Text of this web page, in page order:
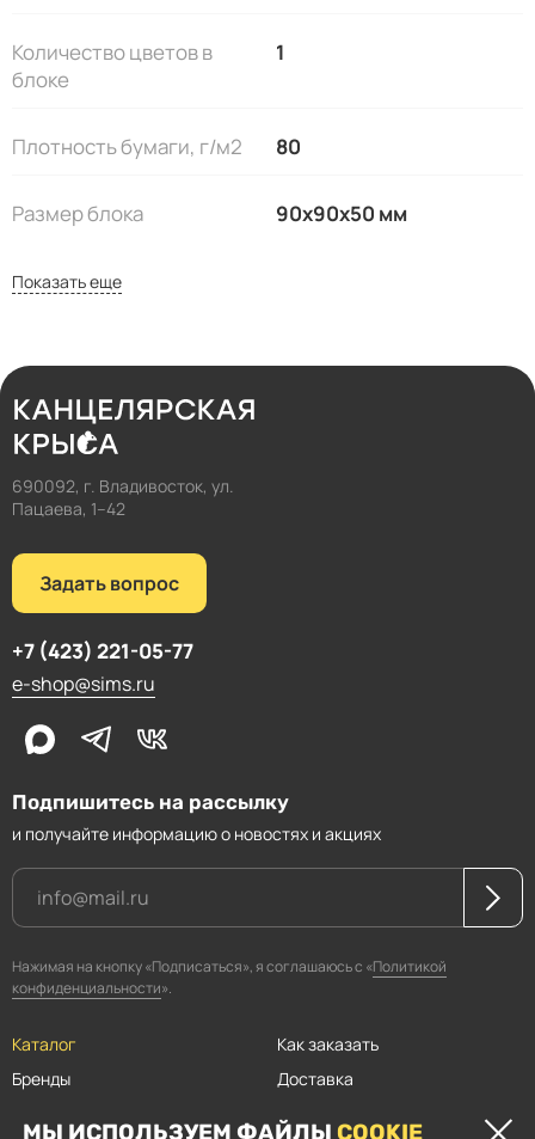
Количество цветов в
блоке
1
Плотность бумаги, г/м2 80
Размер блока 90х90х50 мм
Показать еще
МЫ ИСПОЛЬЗУЕМ ФАЙЛЫ COOKIE
690092, г. Владивосток, ул.
Пацаева, 1–42
Каталог
Бренды
Как заказать
Доставка
Оплата
Подпишитесь на рассылку
и получайте информацию о новостях и акциях
Нажимая на кнопку «Подписаться», я соглашаюсь с «Политикой
конфиденциальности».
Задать вопрос
+7 (423) 221-05-77
e-shop@sims.ru